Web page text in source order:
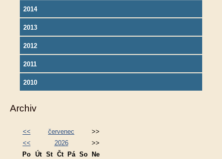
2014
2013
2012
2011
2010
Archiv
<< červenec
>>
<<
2026
>>
Po Út St Čt Pá So
Ne